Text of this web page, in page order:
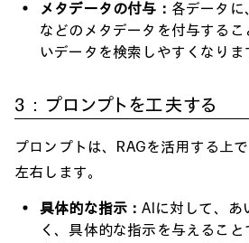
メタデータの付与： 各データに
などのメタデータを付与する
いデータを検索しやすくなりま
3：プロンプトを工夫する
プロンプトは、RAGを活用する上
左右します。
具体的な指示：AIに対して、あ
く、具体的な指示を与えるこ